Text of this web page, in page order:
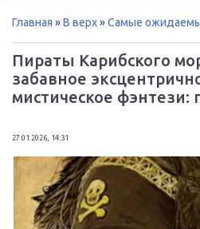
Главная »В верх»Самые
Пираты Карибского
забавное
мистическое фэнтези:
27.01.2026, 14:31